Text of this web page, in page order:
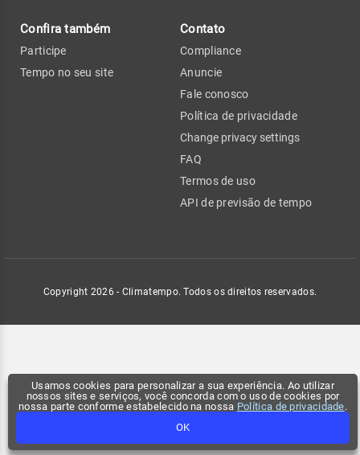
Usamos cookies para personalizar a sua experiência. Ao utilizar
nossos sites e serviços, você concorda com o uso de cookies por
nossa parte conforme estabelecido na nossa Política de privacidade.
OK
Confira também
Participe
Tempo no seu site
Contato
Compliance
Anuncie
Fale conosco
Política de privacidade
Change privacy settings
FAQ
Termos de uso
API de previsão de tempo
Copyright 2026 - Climatempo. Todos os direitos reservados.